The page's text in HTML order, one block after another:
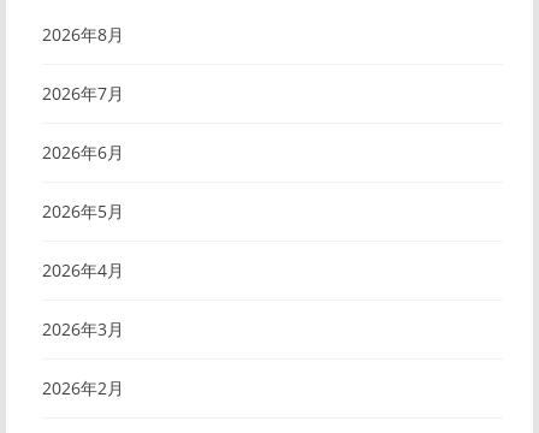
2026年8月
2026年7月
2026年6月
2026年5月
2026年4月
2026年3月
2026年2月